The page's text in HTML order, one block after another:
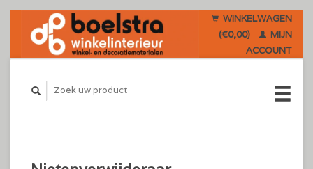
WINKELWAGEN
(€0,00)
MIJN
ACCOUNT